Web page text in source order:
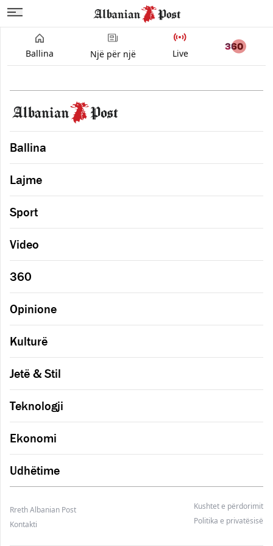
Ballina Një për një Live
Ballina
Lajme
Sport
Video
360
Opinione
Kulturë
Jetë & Stil
Teknologji
Ekonomi
Udhëtime
Rreth Albanian Post
Kushtet e përdorimit
Kontakti
Politika e privatësisë